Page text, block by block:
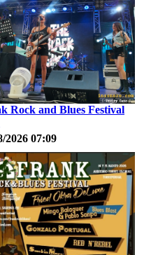
Rock and Blues Festival
2026 07:09